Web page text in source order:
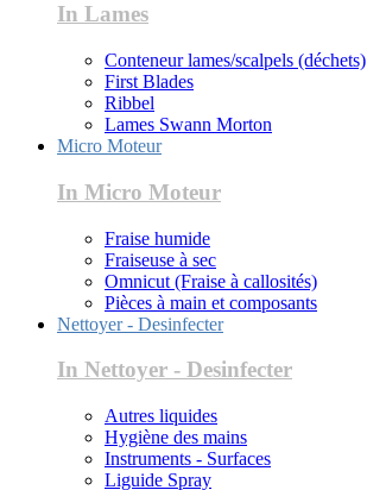
In Lames
Conteneur lames/scalpels (déchets)
First Blades
Ribbel
Lames Swann Morton
Micro Moteur
In Micro Moteur
Fraise humide
Fraiseuse à sec
Omnicut (Fraise à callosités)
Pièces à main et composants
Nettoyer - Desinfecter
In Nettoyer - Desinfecter
Autres liquides
Hygiène des mains
Instruments - Surfaces
Liguide Spray